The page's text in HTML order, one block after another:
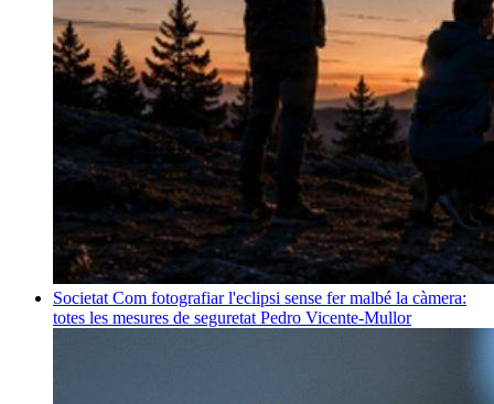
Societat Com fotografiar l'eclipsi sense fer malbé la càmera:
totes les mesures de seguretat Pedro Vicente-Mullor